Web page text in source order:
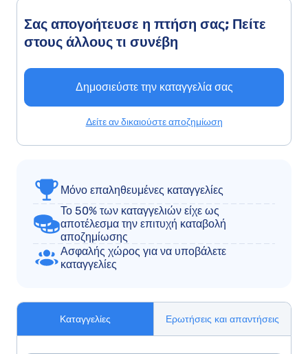
Σας απογοήτευσε η πτήση σας; Πείτε
στους άλλους τι συνέβη
Δημοσιεύστε την καταγγελία σας
Δείτε αν δικαιούστε αποζημίωση
Μόνο επαληθευμένες καταγγελίες
Το 50% των καταγγελιών είχε ως
αποτέλεσμα την επιτυχή καταβολή
αποζημίωσης
Ασφαλής χώρος για να υποβάλετε
καταγγελίες
Καταγγελίες Ερωτήσεις και απαντήσεις